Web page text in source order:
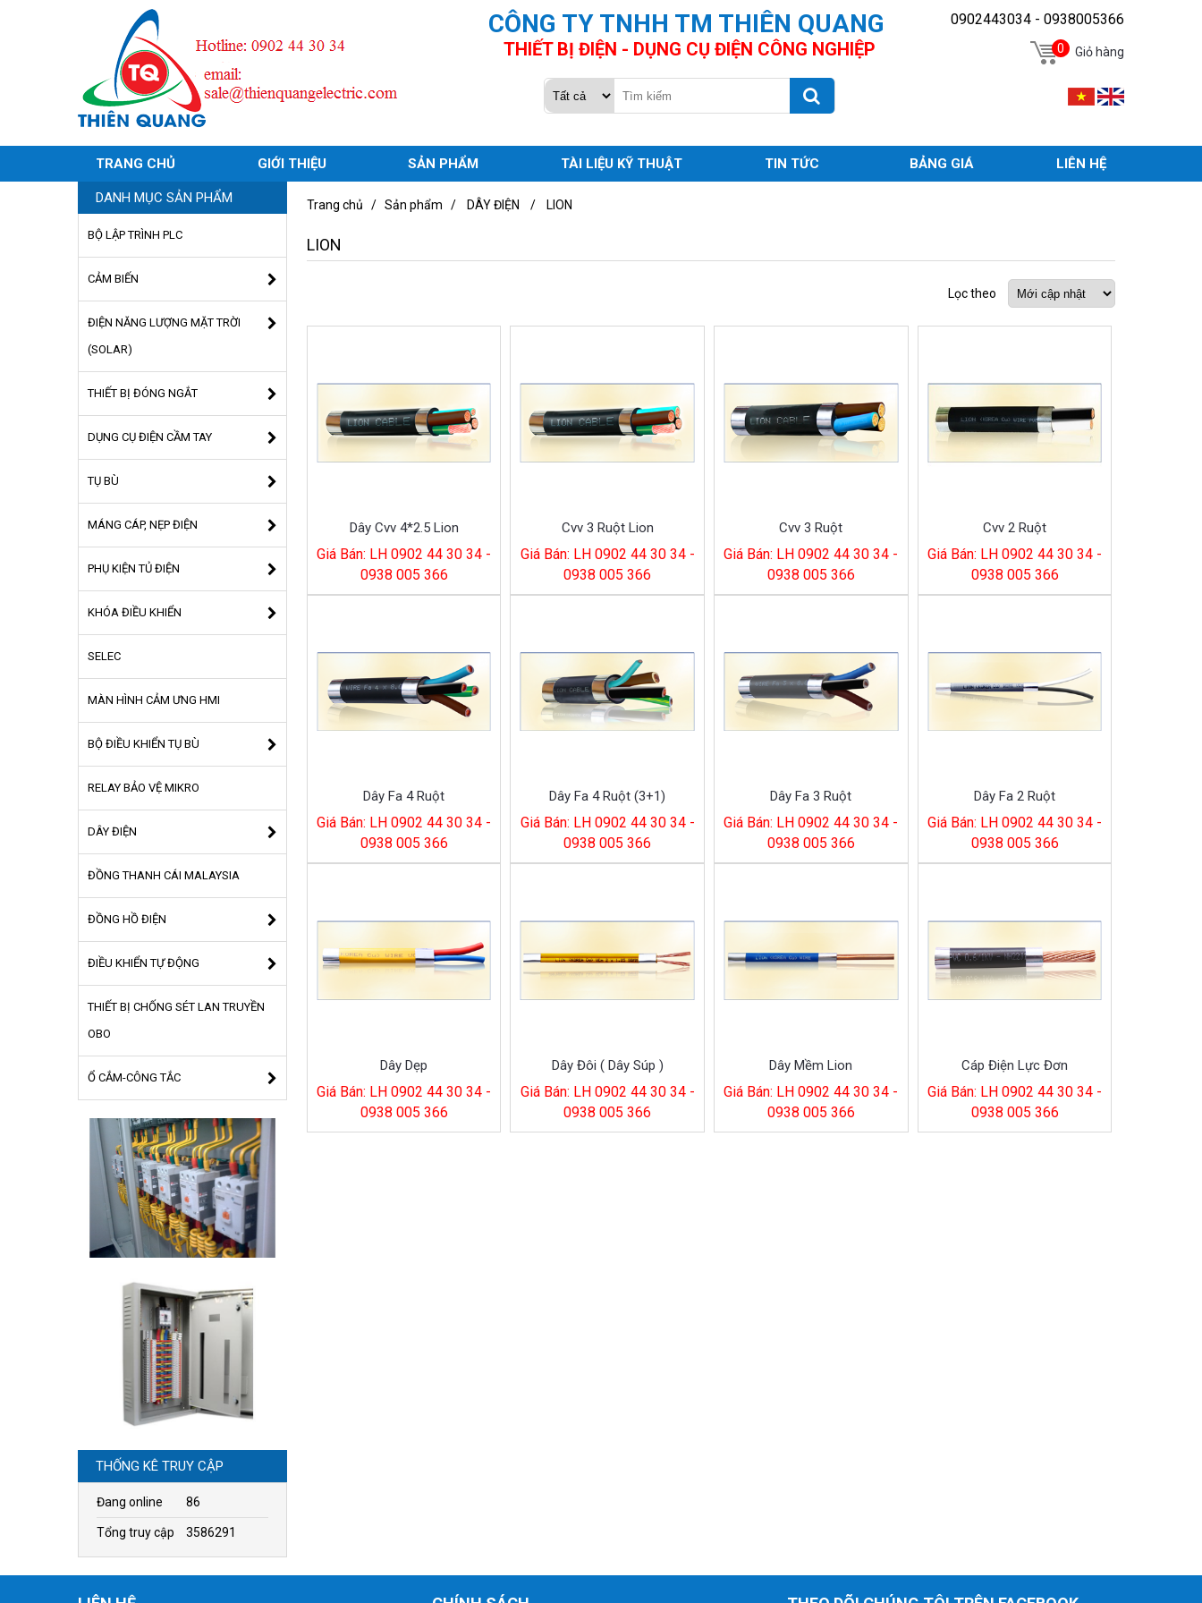
CÔNG TY TNHH TM THIÊN QUANG
THIẾT BỊ ĐIỆN - DỤNG CỤ ĐIỆN CÔNG NGHIỆP
0902443034 - 0938005366
Giỏ hàng
0
TRANG CHỦ GIỚI THIỆU SẢN PHẨM TÀI LIỆU KỸ THUẬT TIN TỨC BẢNG GIÁ LIÊN HỆ
DANH MỤC SẢN PHẨM
BỘ LẬP TRÌNH PLC
CẢM BIẾN
ĐIỆN NĂNG LƯỢNG MẶT TRỜI
(SOLAR)
THIẾT BỊ ĐÓNG NGẮT
DỤNG CỤ ĐIỆN CẦM TAY
TỤ BÙ
MÁNG CÁP, NẸP ĐIỆN
PHỤ KIỆN TỦ ĐIỆN
KHÓA ĐIỀU KHIỂN
SELEC
MÀN HÌNH CẢM ƯNG HMI
BỘ ĐIỀU KHIỂN TỤ BÙ
RELAY BẢO VỆ MIKRO
DÂY ĐIỆN
ĐỒNG THANH CÁI MALAYSIA
ĐỒNG HỒ ĐIỆN
ĐIỀU KHIỂN TỰ ĐỘNG
THIẾT BỊ CHỐNG SÉT LAN TRUYỀN
OBO
Ổ CẮM-CÔNG TẮC
THỐNG KÊ TRUY CẬP
Đang online 86
Tổng truy cập 3586291
Trang chủ / Sản phẩm / DÂY ĐIỆN / LION
LION
Lọc theo
Dây Cvv 4*2.5 Lion
Giá Bán: LH 0902 44 30 34 -
0938 005 366
Cvv 3 Ruột Lion
Giá Bán: LH 0902 44 30 34 -
0938 005 366
Cvv 3 Ruột
Giá Bán: LH 0902 44 30 34 -
0938 005 366
Cvv 2 Ruột
Giá Bán: LH 0902 44 30 34 -
0938 005 366
Dây Fa 4 Ruột
Giá Bán: LH 0902 44 30 34 -
0938 005 366
Dây Fa 4 Ruột (3+1)
Giá Bán: LH 0902 44 30 34 -
0938 005 366
Dây Fa 3 Ruột
Giá Bán: LH 0902 44 30 34 -
0938 005 366
Dây Fa 2 Ruột
Giá Bán: LH 0902 44 30 34 -
0938 005 366
Dây Dẹp
Giá Bán: LH 0902 44 30 34 -
0938 005 366
Dây Đôi ( Dây Súp )
Giá Bán: LH 0902 44 30 34 -
0938 005 366
Dây Mềm Lion
Giá Bán: LH 0902 44 30 34 -
0938 005 366
Cáp Điện Lực Đơn
Giá Bán: LH 0902 44 30 34 -
0938 005 366